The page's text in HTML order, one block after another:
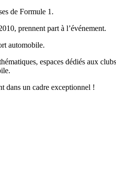
de Formule 1.
prennent part à l’événement.
automobile.
espaces dédiés aux
dans un cadre exceptionnel !